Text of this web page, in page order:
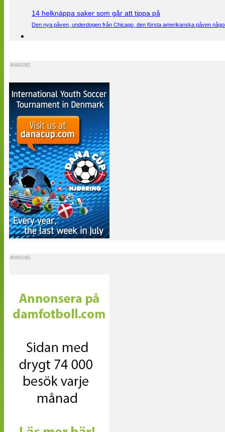
14 helknäppa saker som går att tippa på
Den nya påven, underdogen från Chicago, den första amerikanska påven
ANNONS
ANNONS